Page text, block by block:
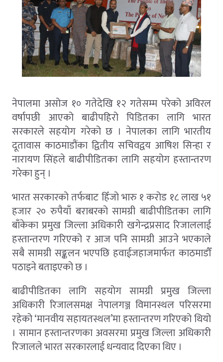
नेपालमा असोज १० गतेदेखि १२ गतेसम्म परेको अविरल
वर्षापछी आएको बाढीपहिरो पिडितका लागि भारत
सरकारले सहयोग गरेको छ । नेपालका लागि भारतीय
दूतावास काठमाडौंका द्वितीय सचिवद्वय आषिश सिन्हा र
नारायण सिंहले बाढीपीडितका लागि सहयोग हस्तान्तरण
गरेका हुन् ।
भारत सरकारको तर्फबाट हिँजो भारु १ करोड १८ लाख ५१
हजार २० रुपैयाँ बराबरको सामग्री बाढीपीडितका लागि
बाँकेका प्रमुख जिल्ला अधिकारी खगेन्द्रप्रसाद रिजाललाई
हस्तान्तरण गरिएको र आज पनि सामग्री आउने भएकाले
सबै सामग्री सङ्कलन भएपछि हवाईजहाजमार्फत काठमाडौँ
पठाइने बताइएको छ ।
बाढीपीडितका लागि सहयोग सामग्री प्रमुख जिल्ला
अधिकारी रिजालसमक्ष नेपालगञ्ज विमानस्थल परिसरमा
रहेको ‘मानवीय सहायतस्थल’मा हस्तान्तरण गरिएको थियो
। सामान हस्तान्तरणका अवसरमा प्रमुख जिल्ला अधिकारी
रिजालले भारत सरकारलाई धन्यवाद दिएका थिए ।